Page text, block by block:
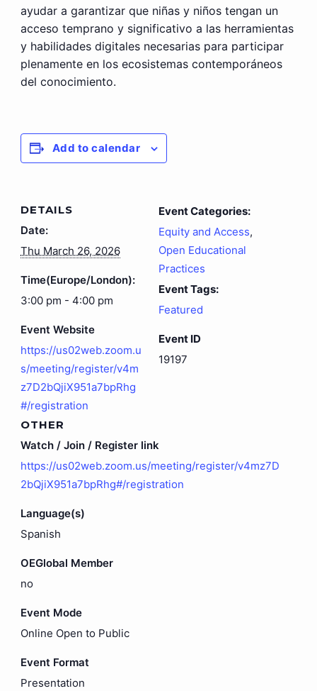
ayudar a garantizar que niñas y niños tengan un
acceso temprano y significativo a las herramientas
y habilidades digitales necesarias para participar
plenamente en los ecosistemas contemporáneos
del conocimiento.
Add to calendar
DETAILS
Date:
Thu March 26, 2026
Time(Europe/London):
3:00 pm - 4:00 pm
Event Website
https://us02web.zoom.u
s/meeting/register/v4m
z7D2bQjiX951a7bpRhg
#/registration
Event Categories:
Equity and Access,
Open Educational
Practices
Event Tags:
Featured
Event ID
19197
OTHER
Watch / Join / Register link
https://us02web.zoom.us/meeting/register/v4mz7D
2bQjiX951a7bpRhg#/registration
Language(s)
Spanish
OEGlobal Member
no
Event Mode
Online Open to Public
Event Format
Presentation